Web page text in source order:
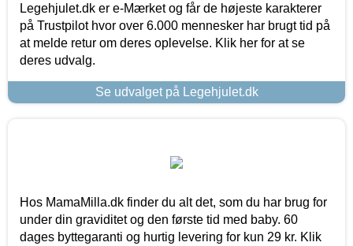
Legehjulet.dk er e-Mærket og får de højeste karakterer
på Trustpilot hvor over 6.000 mennesker har brugt tid på
at melde retur om deres oplevelse. Klik her for at se
deres udvalg.
Se udvalget på Legehjulet.dk
Hos MamaMilla.dk finder du alt det, som du har brug for
under din graviditet og den første tid med baby. 60
dages byttegaranti og hurtig levering for kun 29 kr. Klik